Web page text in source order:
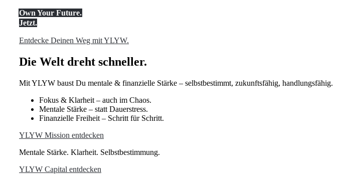
Own Your Future.
Jetzt.
Entdecke Deinen Weg mit YLYW.
Die Welt dreht schneller.
Mit YLYW baust Du mentale & finanzielle Stärke – selbstbestimmt, zukunftsfähig, handlungsfähig.
Fokus & Klarheit – auch im Chaos.
Mentale Stärke – statt Dauerstress.
Finanzielle Freiheit – Schritt für Schritt.
YLYW Mission entdecken
Mentale Stärke. Klarheit. Selbstbestimmung.
YLYW Capital entdecken